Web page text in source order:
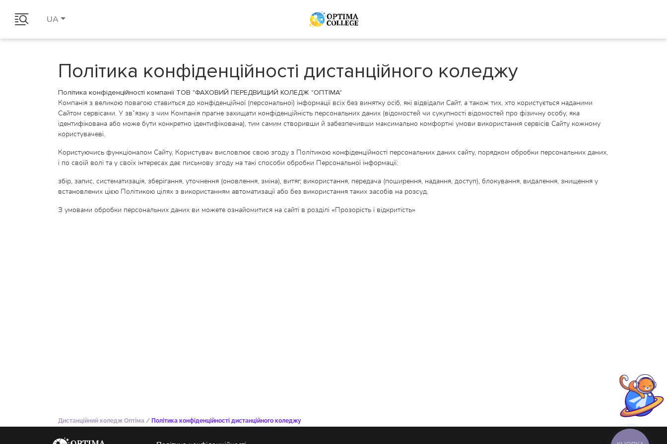
UA
Політика конфіденційності дистанційного коледжу
Політика конфіденційності компанії ТОВ "ФАХОВИЙ ПЕРЕДВИЩИЙ КОЛЕДЖ "ОПТІМА"
Компанія з великою повагою ставиться до конфіденційної (персональної) інформації всіх без винятку осіб, які відвідали Сайт, а також тих, хто користується наданими
Сайтом сервісами. У зв’язку з чим Компанія прагне захищати конфіденційність персональних даних (відомостей чи сукупності відомостей про фізичну особу, яка
ідентифікована або може бути конкретно ідентифікована), тим самим створивши й забезпечивши максимально комфортні умови використання сервісів Сайту кожному
користувачеві.
Користуючись функціоналом Сайту, Користувач висловлює свою згоду з Політикою конфіденційності персональних даних сайту, порядком обробки персональних даних,
і по своїй волі та у своїх інтересах дає письмову згоду на такі способи обробки Персональної інформації:
збір, запис, систематизація, зберігання, уточнення (оновлення, зміна), витяг, використання, передача (поширення, надання, доступ), блокування, видалення, знищення у
встановлених цією Політикою цілях з використанням автоматизації або без використання таких засобів на розсуд.
З умовами обробки персональних даних ви можете ознайомитися на сайті в розділі «Прозорість і відкритість»
Дистанційний коледж Оптіма / Політика конфіденційності дистанційного коледжу